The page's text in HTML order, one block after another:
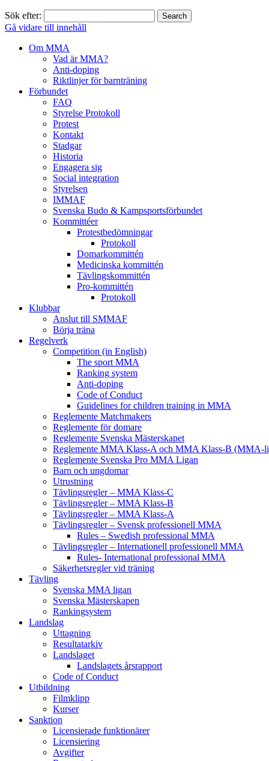
Sök efter:
Gå vidare till innehåll
Om MMA
Vad är MMA?
Anti-doping
Riktlinjer för barnträning
Förbundet
FAQ
Styrelse Protokoll
Protest
Kontakt
Stadgar
Historia
Engagera sig
Social integration
Styrelsen
IMMAF
Svenska Budo & Kampsportsförbundet
Kommittéer
Protestbedömningar
Protokoll
Domarkommittén
Medicinska kommittén
Tävlingskommittén
Pro-kommittén
Protokoll
Klubbar
Anslut till SMMAF
Börja träna
Regelverk
Competition (in English)
The sport MMA
Ranking system
Anti-doping
Code of Conduct
Guidelines for children training in MMA
Reglemente Matchmakers
Reglemente för domare
Reglemente Svenska Mästerskapet
Reglemente MMA Klass-A och MMA Klass-B (MMA-
Reglemente Svenska Pro MMA Ligan
Barn och ungdomar
Utrustning
Tävlingsregler – MMA Klass-C
Tävlingsregler – MMA Klass-B
Tävlingsregler – MMA Klass-A
Tävlingsregler – Svensk professionell MMA
Rules – Swedish professional MMA
Tävlingsregler – Internationell professionell MMA
Rules- International professional MMA
Säkerhetsregler vid träning
Tävling
Svenska MMA ligan
Svenska Mästerskapen
Rankingsystem
Landslag
Uttagning
Resultatarkiv
Landslaget
Landslagets årsrapport
Code of Conduct
Utbildning
Filmklipp
Kurser
Sanktion
Licensierade funktionärer
Licensiering
Avgifter